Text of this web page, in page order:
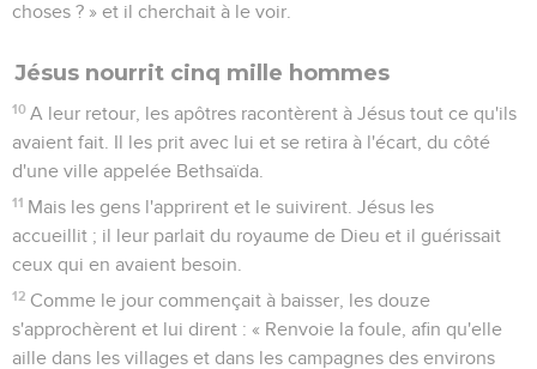
choses ? » et il cherchait à le voir.
Jésus nourrit cinq mille hommes
10 A leur retour, les apôtres racontèrent à Jésus tout ce qu'ils
avaient fait. Il les prit avec lui et se retira à l'écart, du côté
d'une ville appelée Bethsaïda.
11 Mais les gens l'apprirent et le suivirent. Jésus les
accueillit ; il leur parlait du royaume de Dieu et il guérissait
ceux qui en avaient besoin.
12 Comme le jour commençait à baisser, les douze
s'approchèrent et lui dirent : « Renvoie la foule, afin qu'elle
aille dans les villages et dans les campagnes des environs